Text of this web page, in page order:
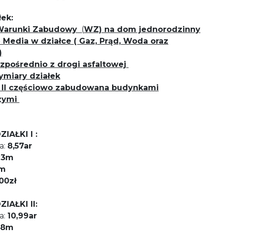
Zabudowy (WZ) na dom jednorodzinny
w działce ( Gaz, Prąd, Woda oraz
z drogi asfaltowej
działek
II częściowo zabudowana budynkami
I :
8,57ar
II:
10,99ar
m